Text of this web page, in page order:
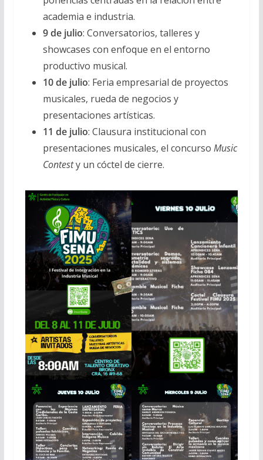
academia e industria.
9 de julio: Conversatorios, talleres y
showcases con enfoque en el entorno
productivo musical.
10 de julio: Feria empresarial de proyectos
musicales, rueda de negocios y
presentaciones artísticas.
11 de julio: Clausura institucional con
presentaciones musicales, el concurso Music
Contesty un cóctel de cierre.